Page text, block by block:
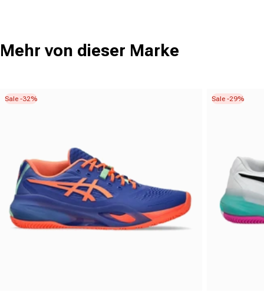
Mehr von dieser Marke
Sale -32% Sale -29%